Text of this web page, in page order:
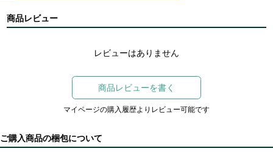
商品レビュー
レビューはありません
商品レビューを書く
マイページの購入履歴よりレビュー可能です
ご購入商品の梱包について